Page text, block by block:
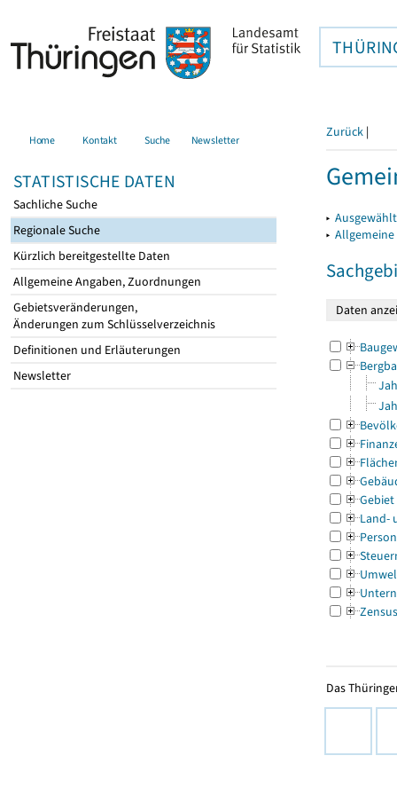
Home Kontakt Suche Newsletter
STATISTISCHE DATEN
Sachliche Suche
Regionale Suche
Kürzlich bereitgestellte Daten
Allgemeine Angaben, Zuordnungen
Gebietsveränderungen,
Änderungen zum Schlüsselverzeichnis
Definitionen und Erläuterungen
Newsletter
Zurück |
▸
▸
Gebiet
Land-
Zensus
Das